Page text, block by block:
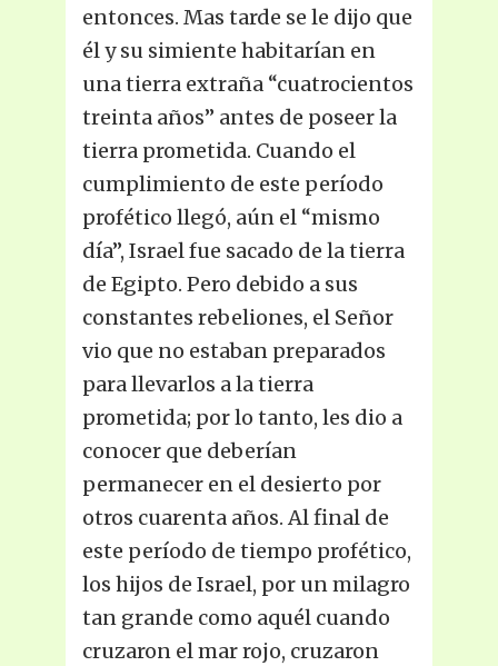
entonces. Mas tarde se le dijo que
él y su simiente habitarían en
una tierra extraña “cuatrocientos
treinta años” antes de poseer la
tierra prometida. Cuando el
cumplimiento de este período
profético llegó, aún el “mismo
día”, Israel fue sacado de la tierra
de Egipto. Pero debido a sus
constantes rebeliones, el Señor
vio que no estaban preparados
para llevarlos a la tierra
prometida; por lo tanto, les dio a
conocer que deberían
permanecer en el desierto por
otros cuarenta años. Al final de
este período de tiempo profético,
los hijos de Israel, por un milagro
tan grande como aquél cuando
cruzaron el mar rojo, cruzaron